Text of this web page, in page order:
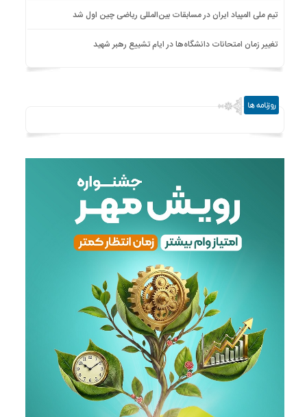
تیم ملی المپیاد ایران در مسابقات بین‌المللی ریاضی چین اول شد
تغییر زمان امتحانات دانشگاه‌ها در ایام تشییع رهبر شهید
روزنامه ها